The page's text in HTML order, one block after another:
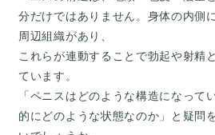
分だけではありません。身体の内側
周辺組織があり、
これらが連動することで勃起や射精
ています。
「ペニスはどのような構造になって
的にどのような状態なのか」と疑問